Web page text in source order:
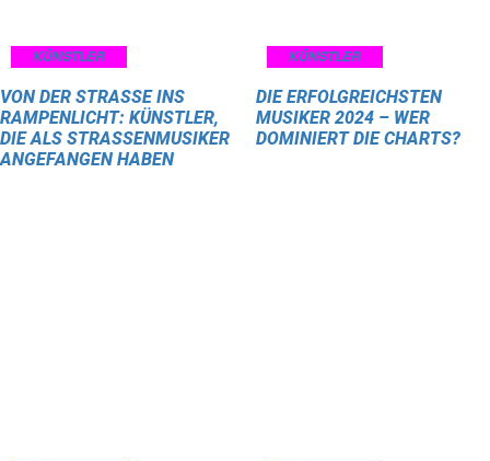
KÜNSTLER
VON DER STRASSE INS R
AMPENLICHT: KÜNSTLER, D
IE ALS STRASSENMUSIKER AN
GEFANGEN HABEN
KÜNSTLER
DIE ERFOLGREICHSTEN
MUSIKER 2024 – WER
DOMINIERT DIE CHARTS?